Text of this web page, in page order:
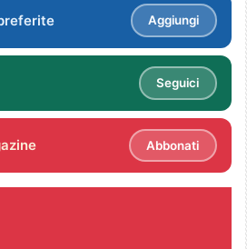
Aggiungi
Seguici
Abbonati